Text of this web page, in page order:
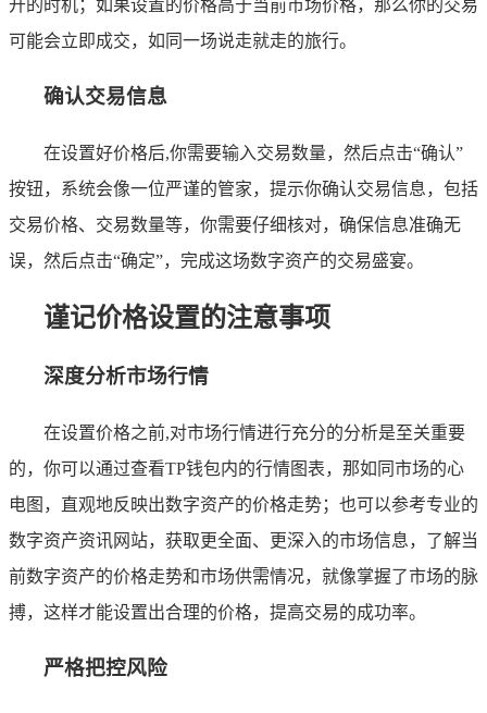
开的时机；如果设置的价格高于当前市场价格，那么你的交易
可能会立即成交，如同一场说走就走的旅行。
确认交易信息
在设置好价格后,你需要输入交易数量，然后点击“确认”
按钮，系统会像一位严谨的管家，提示你确认交易信息，包括
交易价格、交易数量等，你需要仔细核对，确保信息准确无
误，然后点击“确定”，完成这场数字资产的交易盛宴。
谨记价格设置的注意事项
深度分析市场行情
在设置价格之前,对市场行情进行充分的分析是至关重要
的，你可以通过查看TP钱包内的行情图表，那如同市场的心
电图，直观地反映出数字资产的价格走势；也可以参考专业的
数字资产资讯网站，获取更全面、更深入的市场信息，了解当
前数字资产的价格走势和市场供需情况，就像掌握了市场的脉
搏，这样才能设置出合理的价格，提高交易的成功率。
严格把控风险